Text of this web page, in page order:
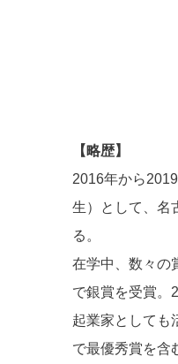
【略歴】
2016年から
生）として、名
る。
在学中、数々の
で銀賞を受賞。
起業家としても
で最優秀賞を含